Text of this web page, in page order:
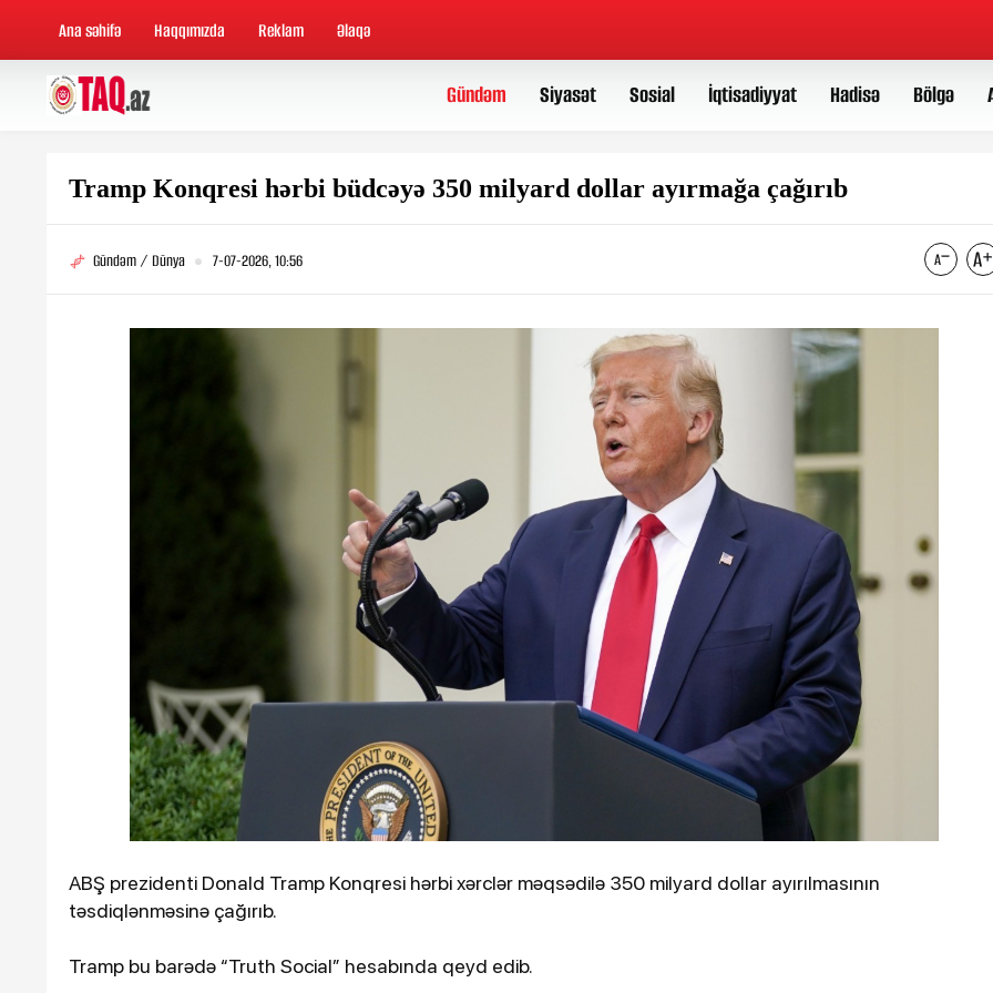
Ana səhifə Haqqımızda Reklam Əlaqə
Gündəm Siyasət Sosial İqtisadiyyat Hadisə Bölgə
Tramp Konqresi hərbi büdcəyə 350 milyard dollar ayırmağa çağırıb
Gündəm / Dünya 7-07-2026, 10:56
ABŞ prezidenti Donald Tramp Konqresi hərbi xərclər məqsədilə 350 milyard dollar ayırılmasının
təsdiqlənməsinə çağırıb.
Tramp bu barədə “Truth Social” hesabında qeyd edib.
Ötən il 900 əsər və ifa qeydiyyatdan
keçirilib
Kənan Doğulu, Beren Saat və daha 20
nəfər narkotikə görə saxlanılıb
10-01-2024, 14:27
Azərbaycanda iş adamı qəzada
hücumlarından zərərçəkənlərin
sayını açıqlayıb
Zelenski